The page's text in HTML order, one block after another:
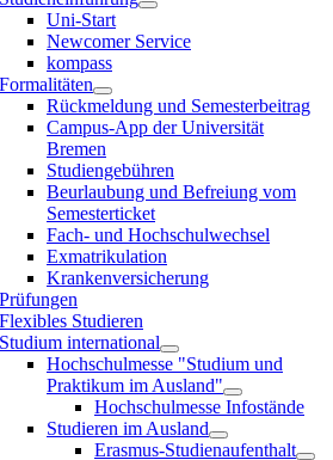
Uni-Start
Newcomer Service
kompass
Formalitäten
Rückmeldung und Semesterbeitrag
Campus-App der Universität
Bremen
Studiengebühren
Beurlaubung und Befreiung vom
Semesterticket
Fach- und Hochschulwechsel
Exmatrikulation
Krankenversicherung
Prüfungen
Flexibles Studieren
Studium international
Hochschulmesse "Studium und
Praktikum im Ausland"
Hochschulmesse Infostände
Studieren im Ausland
Erasmus-Studienaufenthalt